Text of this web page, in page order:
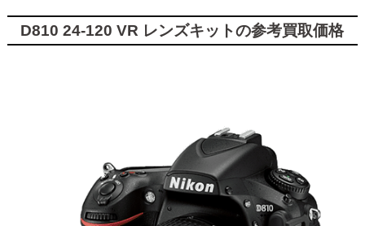
D810 24-120 VR レンズキットの参考買取価格